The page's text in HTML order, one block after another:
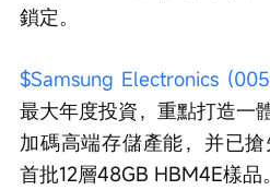
鎖定。
$Samsung Electronics
最大年度投資，重點打造一
加碼高端存儲產能，并已
首批12層48GB HBM4E樣品。